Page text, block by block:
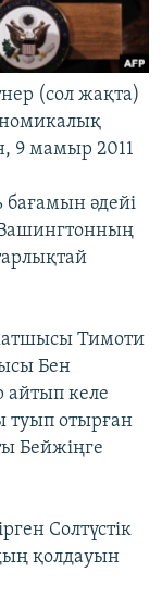
(сол жақта)
9 мамыр 2011
әдейі
Вашингтонның
Тимоти
Бен
айтып келе
туып отырған
Бейжіңге
Солтүстік
қолдауын